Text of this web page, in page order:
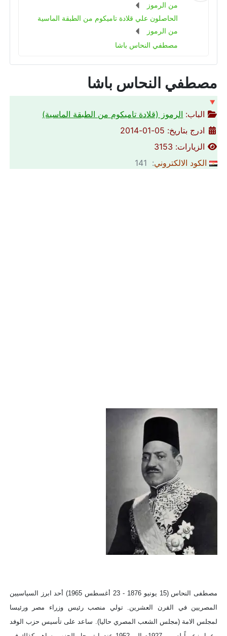
من الرموز
الحاصلون علي قلادة تاميكوم من الطبقة الماسية
من الرموز
مصطفي النحاس باشا
مصطفي النحاس باشا
🔻
الباب: الرموز (قلادة تاميكوم من الطبقة الماسية)
ادرج بتاريخ: 05-01-2014
الزيارات: 3153
الكود الالكتروني: 141
مصطفى النحاس (15 يونيو 1876 - 23 أغسطس 1965) أحد ابرز السياسيين
المصريين في القرن العشرين. تولي منصب رئيس وزراء مصر ورئيسا
لمجلس الامة (مجلس الشعب المصري حاليا). ساعد على تأسيس حزب الوفد